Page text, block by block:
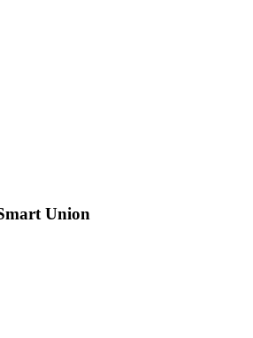
Union